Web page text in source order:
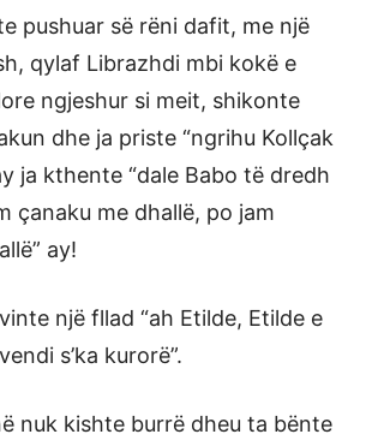
pushuar së rëni dafit, me një
qylaf Librazhdi mbi kokë e
ngjeshur si meit, shikonte
dhe ja priste “ngrihu Kollçak
ja kthente “dale Babo të dredh
çanaku me dhallë, po jam
ay!
një fllad “ah Etilde, Etilde e
s’ka kurorë”.
nuk kishte burrë dheu ta bënte